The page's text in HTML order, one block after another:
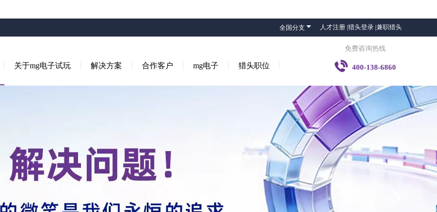
全国分支  人才注册 |猎头登录 |兼职猎头
关于mg电子试玩 解决方案 合作客户 mg电子 猎头职位
免费咨询热线
 400-138-6860